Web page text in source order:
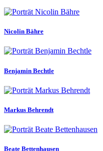
Nicolin Bähre
Benjamin Bechtle
Markus Behrendt
Beate Bettenhausen